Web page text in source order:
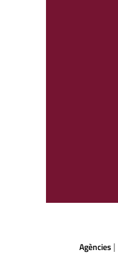
Agències |